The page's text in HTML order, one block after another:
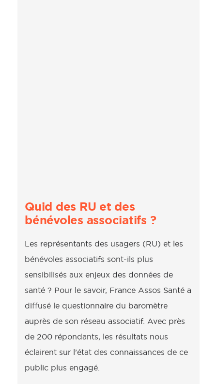
Quid des RU et des
bénévoles associatifs ?
Les représentants des usagers (RU) et les
bénévoles associatifs sont-ils plus
sensibilisés aux enjeux des données de
santé ? Pour le savoir, France Assos Santé a
diffusé le questionnaire du baromètre
auprès de son réseau associatif. Avec près
de 200 répondants, les résultats nous
éclairent sur l’état des connaissances de ce
public plus engagé.